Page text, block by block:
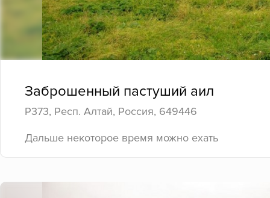
Заброшенный пастуший аил
Р373, Респ. Алтай, Россия, 649446
Дальше некоторое время можно ехать